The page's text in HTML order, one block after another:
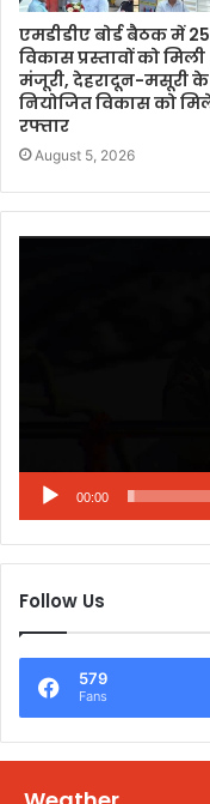
एमडीडीए बोर्ड बैठक में 25
विकास प्रस्तावों को मिली
मंजूरी, देहरादून-मसूरी के
नियोजित विकास को
रफ्तार
August 5, 2026
00:00
Follow Us
579
Fans